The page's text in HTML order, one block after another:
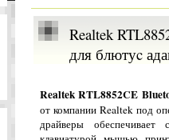
Realtek
для блютуc
Realtek RTL8852CE
от компании Realtek под
драйверы